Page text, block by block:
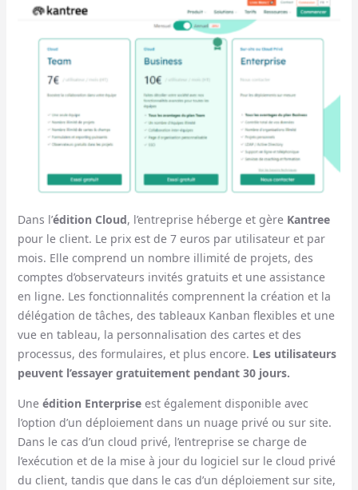
Dans l’édition Cloud, l’entreprise héberge et gère Kantree
pour le client. Le prix est de 7 euros par utilisateur et par
mois. Elle comprend un nombre illimité de projets, des
comptes d’observateurs invités gratuits et une assistance
en ligne. Les fonctionnalités comprennent la création et la
délégation de tâches, des tableaux Kanban flexibles et une
vue en tableau, la personnalisation des cartes et des
processus, des formulaires, et plus encore. Les utilisateurs
peuvent l’essayer gratuitement pendant 30 jours.
Une édition Enterpriseest également disponible avec
l’option d’un déploiement dans un nuage privé ou sur site.
Dans le cas d’un cloud privé, l’entreprise se charge de
l’exécution et de la mise à jour du logiciel sur le cloud privé
du client, tandis que dans le cas d’un déploiement sur site,